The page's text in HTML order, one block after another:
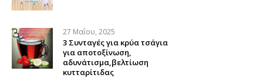
27 Μαΐου, 2025
3 Συνταγές για κρύα τσάγια
για αποτοξίνωση,
αδυνάτισμα,βελτίωση
κυτταρίτιδας